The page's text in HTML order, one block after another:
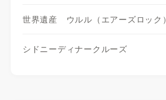
世界遺産 ウルル（エアーズロック）
シドニーディナークルーズ